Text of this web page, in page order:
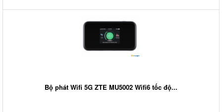
Bộ phát Wifi 5G ZTE MU5002 Wifi6 tốc độ...